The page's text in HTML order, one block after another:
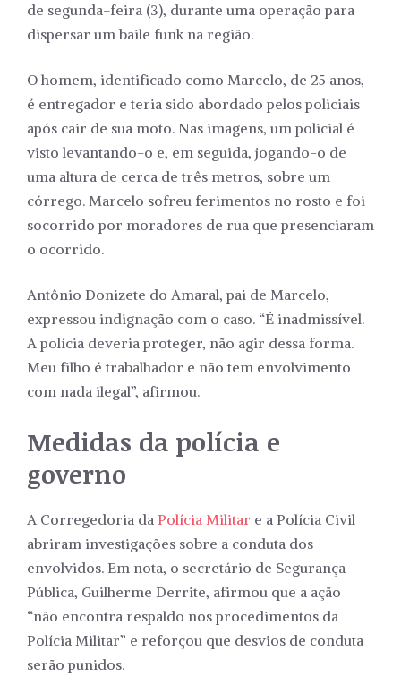
de segunda-feira (3), durante uma operação para
dispersar um baile funk na região.
O homem, identificado como Marcelo, de 25 anos,
é entregador e teria sido abordado pelos policiais
após cair de sua moto. Nas imagens, um policial é
visto levantando-o e, em seguida, jogando-o de
uma altura de cerca de três metros, sobre um
córrego. Marcelo sofreu ferimentos no rosto e foi
socorrido por moradores de rua que presenciaram
o ocorrido.
Antônio Donizete do Amaral, pai de Marcelo,
expressou indignação com o caso. “É inadmissível.
A polícia deveria proteger, não agir dessa forma.
Meu filho é trabalhador e não tem envolvimento
com nada ilegal”, afirmou.
Medidas da polícia e
governo
A Corregedoria da Polícia Militar e a Polícia Civil
abriram investigações sobre a conduta dos
envolvidos. Em nota, o secretário de Segurança
Pública, Guilherme Derrite, afirmou que a ação
“não encontra respaldo nos procedimentos da
Polícia Militar” e reforçou que desvios de conduta
serão punidos.